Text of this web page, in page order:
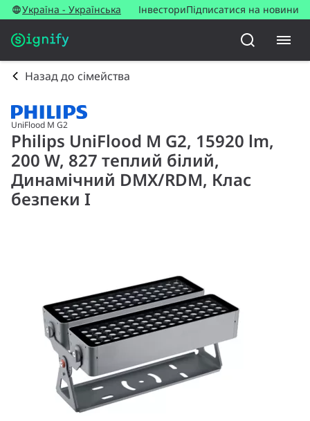
Україна - Українська ІнвесториПідписатися на новини
Назад до сімейства
UniFlood M G2
Philips UniFlood M G2, 15920 lm,
200 W, 827 теплий білий,
Динамічний DMX/RDM, Клас
безпеки I